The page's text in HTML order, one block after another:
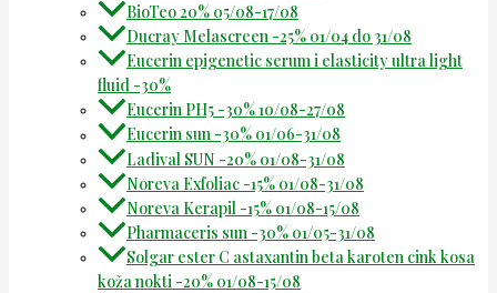
BioTeo 20% 05/08-17/08
Ducray Melascreen -25% 01/04 do 31/08
Eucerin epigenetic serum i elasticity ultra light
fluid -30%
Eucerin PH5 -30% 10/08-27/08
Eucerin sun -30% 01/06-31/08
Ladival SUN -20% 01/08-31/08
Noreva Exfoliac -15% 01/08-31/08
Noreva Kerapil -15% 01/08-15/08
Pharmaceris sun -30% 01/05-31/08
Solgar ester C astaxantin beta karoten cink kosa
koža nokti -20% 01/08-15/08